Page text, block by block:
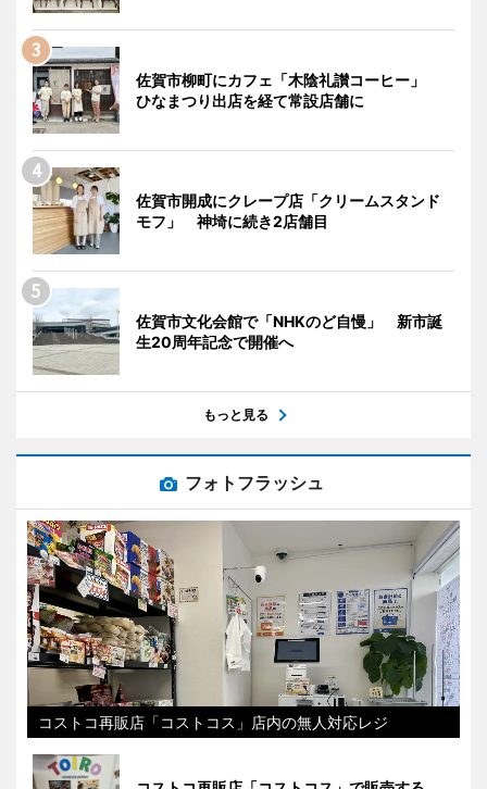
佐賀市柳町にカフェ「木陰礼讃コーヒー」
ひなまつり出店を経て常設店舗に
佐賀市開成にクレープ店「クリームスタンド
モフ」 神埼に続き2店舗目
佐賀市文化会館で「NHKのど自慢」 新市誕
生20周年記念で開催へ
もっと見る
フォトフラッシュ
コストコ再販店「コストコス」店内の無人対応レジ